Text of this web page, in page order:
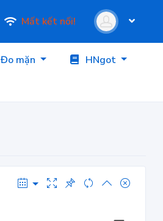
Mất kết nối!
Đo mặn
HNgot